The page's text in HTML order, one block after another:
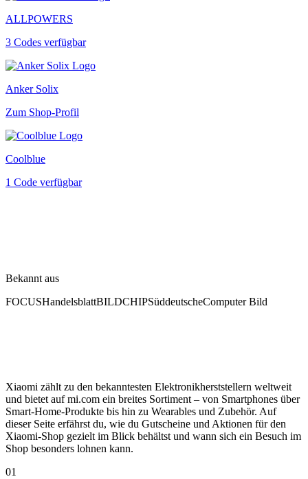
ALLPOWERS
3 Codes verfügbar
Anker Solix
Zum Shop-Profil
Coolblue
1 Code verfügbar
Bekannt aus
FOCUSHandelsblattBILDCHIPSüddeutscheComputer Bild
Xiaomi zählt zu den bekanntesten Elektronikherststellern weltweit
und bietet auf mi.com ein breites Sortiment – von Smartphones über
Smart-Home-Produkte bis hin zu Wearables und Zubehör. Auf
dieser Seite erfährst du, wie du Gutscheine und Aktionen für den
Xiaomi-Shop gezielt im Blick behältst und wann sich ein Besuch im
Shop besonders lohnen kann.
01